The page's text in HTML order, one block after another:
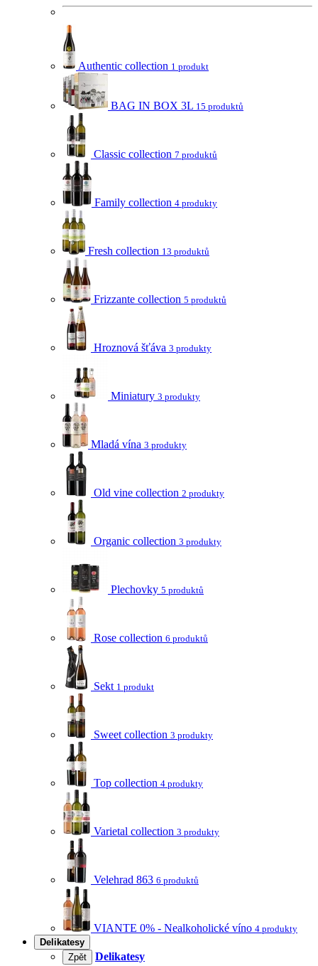
Authentic collection 1 produkt
BAG IN BOX 3L 15 produktů
Classic collection 7 produktů
Family collection 4 produkty
Fresh collection 13 produktů
Frizzante collection 5 produktů
Hroznová šťáva 3 produkty
Miniatury 3 produkty
Mladá vína 3 produkty
Old vine collection 2 produkty
Organic collection 3 produkty
Plechovky 5 produktů
Rose collection 6 produktů
Sekt 1 produkt
Sweet collection 3 produkty
Top collection 4 produkty
Varietal collection 3 produkty
Velehrad 863 6 produktů
VIANTE 0% - Nealkoholické víno 4 produkty
Delikatesy
Zpět
Delikatesy